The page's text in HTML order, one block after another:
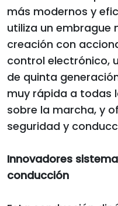
más modernos y
utiliza un embrague
creación con
control electrónico,
de quinta
muy rápida a todas
sobre la marcha, y
seguridad y
Innovadores
conducción